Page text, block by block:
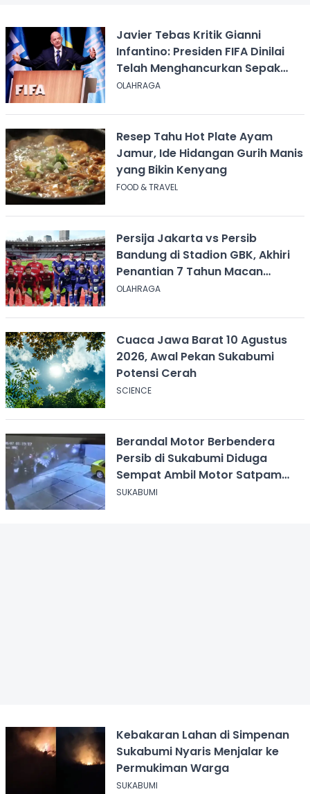
Javier Tebas Kritik Gianni
Infantino: Presiden FIFA Dinilai
Telah Menghancurkan Sepak
Bola
OLAHRAGA
Resep Tahu Hot Plate Ayam
Jamur, Ide Hidangan Gurih Manis
yang Bikin Kenyang
FOOD & TRAVEL
Persija Jakarta vs Persib
Bandung di Stadion GBK, Akhiri
Penantian 7 Tahun Macan
Kemayoran
OLAHRAGA
Cuaca Jawa Barat 10 Agustus
2026, Awal Pekan Sukabumi
Potensi Cerah
SCIENCE
Berandal Motor Berbendera
Persib di Sukabumi Diduga
Sempat Ambil Motor Satpam
SPPG usai Dikeroyok
SUKABUMI
Kebakaran Lahan di Simpenan
Sukabumi Nyaris Menjalar ke
Permukiman Warga
SUKABUMI